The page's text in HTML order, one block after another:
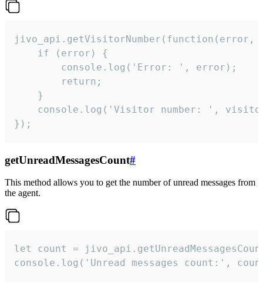
jivo_api.getVisitorNumber(function(error,
    if (error) {
        console.log('Error: ', error);
        return;
    }
console.log('Visitor number: ',
});
getUnreadMessagesCount#
This method allows you to get the number of unread messages from
the agent.
let count =
console.log('Unread messages count:',